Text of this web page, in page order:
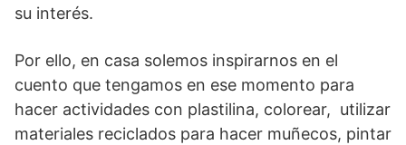
su interés.
Por ello, en casa solemos inspirarnos en el
cuento que tengamos en ese momento para
hacer actividades con plastilina, colorear, utilizar
materiales reciclados para hacer muñecos, pintar